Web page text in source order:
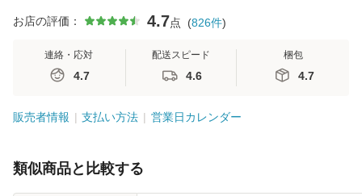
お店の評価： 4.7点 (826件)
連絡・応対
4.7
配送スピード
4.6
梱包
4.7
販売者情報 支払い方法 営業日カレンダー
類似商品と比較する